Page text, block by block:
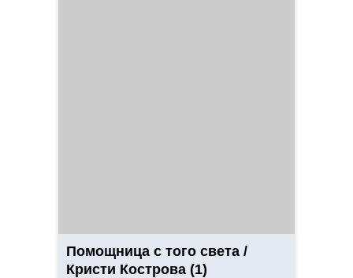
Помощница с того света /
Кристи Кострова (1)